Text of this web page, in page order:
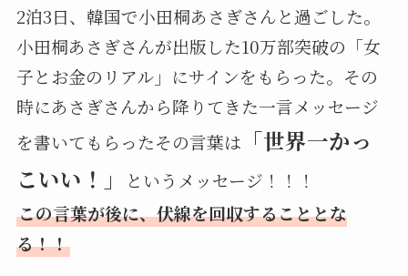
2泊3日、韓国で小田桐あさぎさんと過ごした。
小田桐あさぎさんが出版した10万部突破の「女
子とお金のリアル」にサインをもらった。その
時にあさぎさんから降りてきた一言メッセージ
を書いてもらったその言葉は 「世界一かっ
こいい！」
というメッセージ！！！
この言葉が後に、伏線を回収することとな
る！！